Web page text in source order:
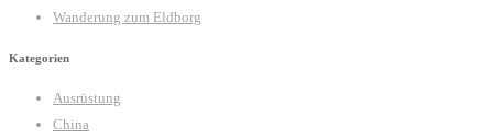
Wanderung zum Eldborg
Kategorien
Ausrüstung
China